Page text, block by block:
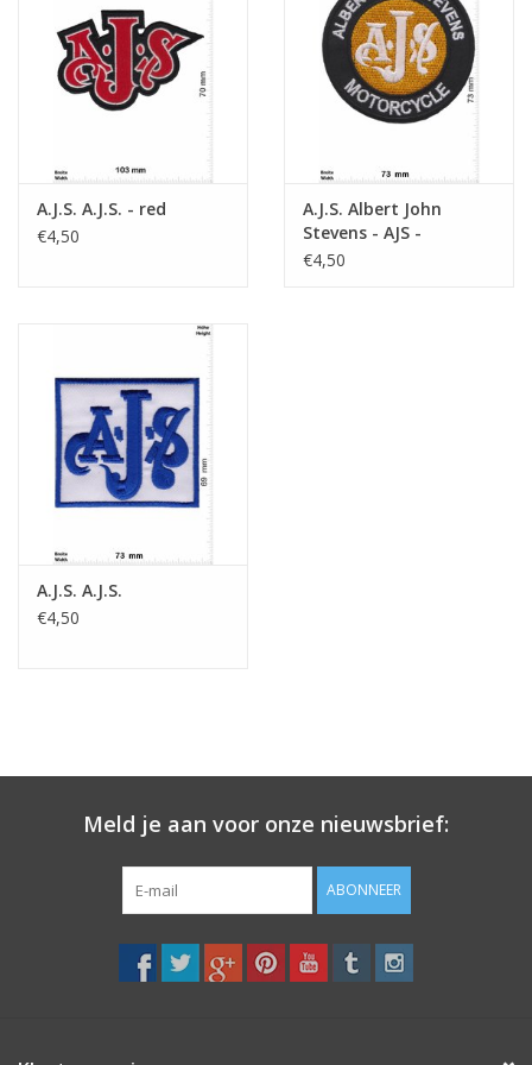
Sleutelhanger
A.J.S. A.J.S. - red
€4,50
A.J.S. Albert John
Stevens - AJS -
Motorcycles
€4,50
A.J.S. A.J.S.
€4,50
Meld je aan voor onze nieuwsbrief:
ABONNEER